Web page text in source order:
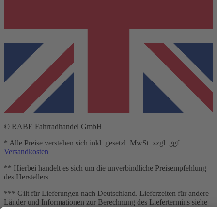
© RABE Fahrradhandel GmbH
* Alle Preise verstehen sich inkl. gesetzl. MwSt. zzgl. ggf.
Versandkosten
** Hierbei handelt es sich um die unverbindliche Preisempfehlung
des Herstellers
*** Gilt für Lieferungen nach Deutschland. Lieferzeiten für andere
Länder und Informationen zur Berechnung des Liefertermins siehe